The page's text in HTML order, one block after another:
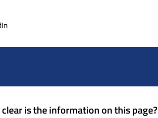
is the information on this page?